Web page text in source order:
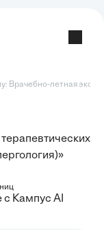
Врачебно-летная
Кампус AI